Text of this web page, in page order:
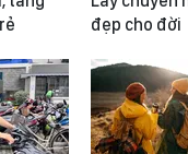
đẹp cho đời